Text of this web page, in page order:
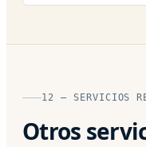
12 — SERVICIOS
Otros